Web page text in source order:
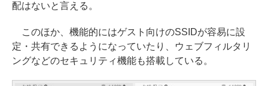
配はないと言える。
このほか、機能的にはゲスト向けのSSIDが容易に設
定・共有できるようになっていたり、ウェブフィルタリ
ングなどのセキュリティ機能も搭載している。